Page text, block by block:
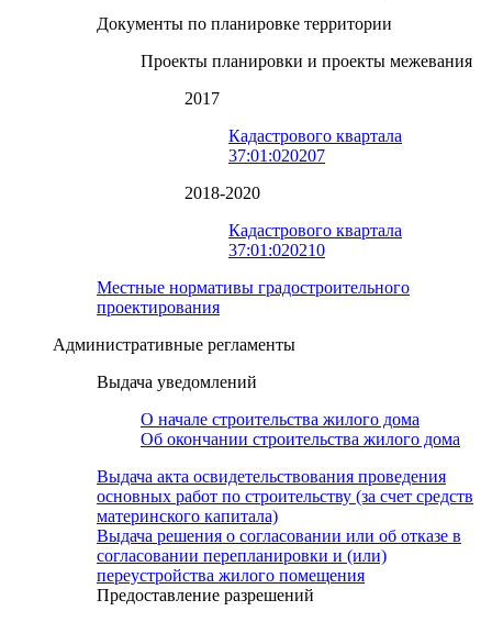
Документы по планировке территории
Проекты планировки и проекты межевания
2017
Кадастрового квартала
37:01:020207
2018-2020
Кадастрового квартала
37:01:020210
Местные нормативы градостроительного
проектирования
Административные регламенты
Выдача уведомлений
О начале строительства жилого дома
Об окончании строительства жилого дома
Выдача акта освидетельствования проведения
основных работ по строительству (за счет средств
материнского капитала)
Выдача решения о согласовании или об отказе в
согласовании перепланировки и (или)
переустройства жилого помещения
Предоставление разрешений